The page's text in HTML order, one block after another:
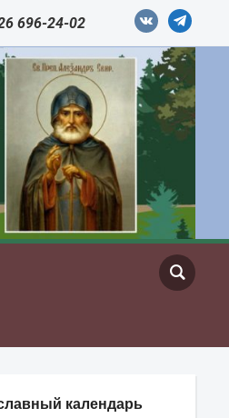
vkontaktetelegram
696-24-02
календарь